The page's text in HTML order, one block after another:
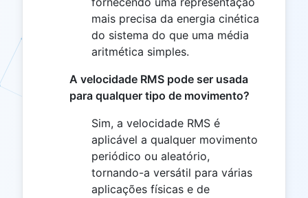
mais precisa da energia cinética
do sistema do que uma média
aritmética simples.
A velocidade RMS pode ser usada
para qualquer tipo de movimento?
Sim, a velocidade RMS é
aplicável a qualquer movimento
periódico ou aleatório,
tornando-a versátil para várias
aplicações físicas e de